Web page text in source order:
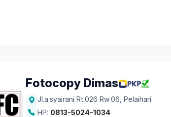
Fotocopy Dimas
Jl.a.syairani Rt.026 Rw.06 Pelaihari
HP: 0813-5024-1034